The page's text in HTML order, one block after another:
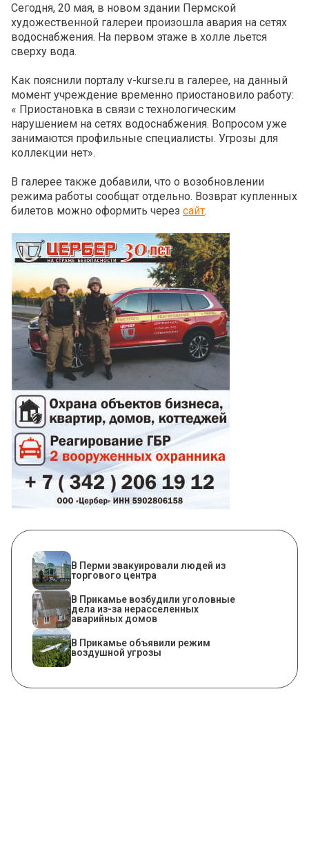
Сегодня, 20 мая, в новом здании Пермской
художественной галереи произошла авария на сетях
водоснабжения. На первом этаже в холле льется
сверху вода.
Как пояснили порталу v-kurse.ru в галерее, на данный
момент учреждение временно приостановило работу:
« Приостановка в связи с технологическим
нарушением на сетях водоснабжения. Вопросом уже
занимаются профильные специалисты. Угрозы для
коллекции нет».
В галерее также добавили, что о возобновлении
режима работы сообщат отдельно. Возврат купленных
билетов можно оформить через сайт.
В Перми эвакуировали людей из
торгового центра
В Прикамье возбудили уголовные
дела из-за нерасселенных
аварийных домов
В Прикамье объявили режим
воздушной угрозы